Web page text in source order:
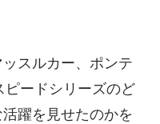
スルカー、ポンテ
ピードシリーズのど
躍を見せたのかを